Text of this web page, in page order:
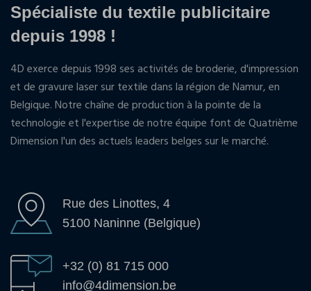
Spécialiste du textile publicitaire
depuis 1998 !
4D exerce depuis 1998 ses activités de broderie, d'impression
et de gravure laser sur textile dans la région de Namur, en
Belgique. Notre chaîne de production à la pointe de la
technologie et l'expertise de notre équipe font de Quatrième
Dimension l'un des actuels leaders belges sur le marché.
Rue des Linottes, 4
5100 Naninne (Belgique)
+32 (0) 81 715 000
info@4dimension.be